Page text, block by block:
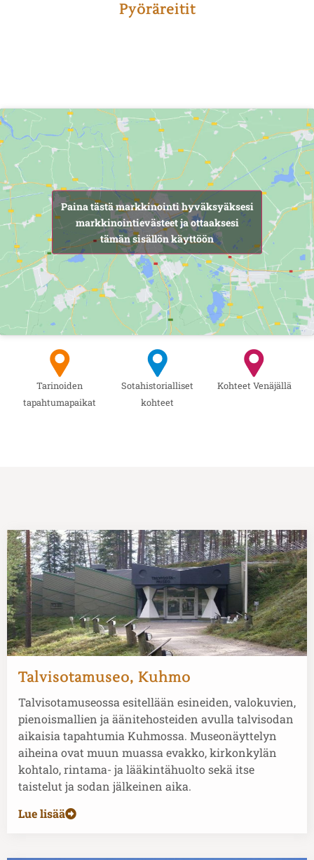
Pyöräreitit
Paina tästä markkinointi hyväksyäksesi
markkinointievästeet ja ottaaksesi
tämän sisällön käyttöön
Tarinoiden
tapahtumapaikat
Sotahistorialliset
kohteet
Kohteet Venäjällä
Talvisotamuseo, Kuhmo
Talvisotamuseossa esitellään esineiden, valokuvien,
pienoismallien ja äänitehosteiden avulla talvisodan
aikaisia tapahtumia Kuhmossa. Museonäyttelyn
aiheina ovat muun muassa evakko, kirkonkylän
kohtalo, rintama- ja lääkintähuolto sekä itse
taistelut ja sodan jälkeinen aika.
Lue lisää